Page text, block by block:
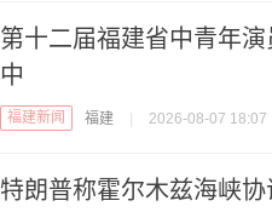
第十二届福建省中青年
中
福建新闻 福建 2026-08-07 18:07
特朗普称霍尔木兹海峡